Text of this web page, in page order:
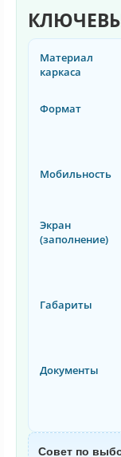
Материал
каркаса
Формат
Мобильность
Экран
(заполнение)
Габариты
Документы
Совет по